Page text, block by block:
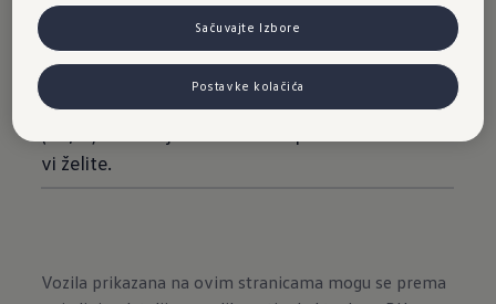
upravo slušate? Ili istovremeno više toga? Imate
doslovce potpunu slobodu izbora: pravi prikaz u
svakoj situaciji. Konfigurirajte svoj Digital
Cockpit Pro visoke rezolucije veličine 26 cm
vi želite.
Vozila prikazana na ovim stranicama mogu se prema
Sačuvajte Izbore
Postavke kolačića